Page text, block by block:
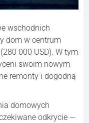
wschodnich
dom w centrum
000 USD). W tym
swoim nowym
remonty i dogodną
domowych
odkrycie —